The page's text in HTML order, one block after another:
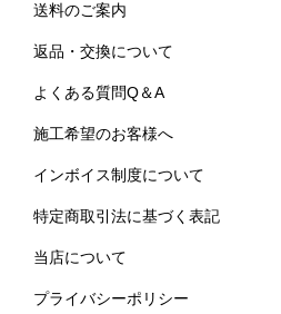
送料のご案内
返品・交換について
よくある質問Q＆A
施工希望のお客様へ
インボイス制度について
特定商取引法に基づく表記
当店について
プライバシーポリシー